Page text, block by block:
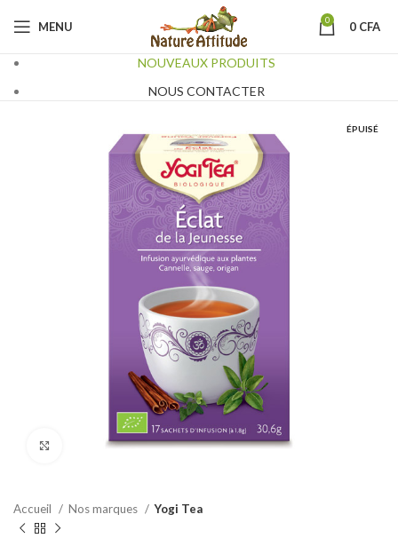
MENU 0 0 CFA
NOUVEAUX PRODUITS
NOUS CONTACTER
ÉPUISÉ
Click to enlarge
Accueil Nos marques Yogi Tea